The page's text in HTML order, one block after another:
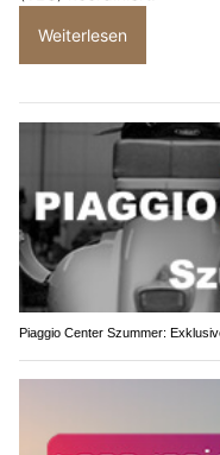
Weiterlesen
Piaggio Center Szummer: